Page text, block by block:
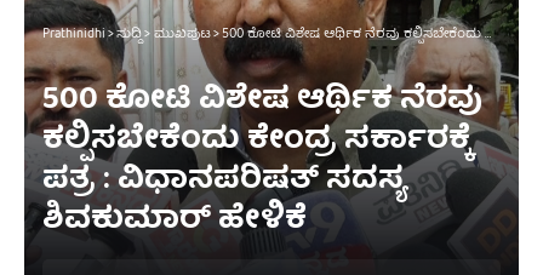
Prathinidhi>ಸುದ್ದಿ>ಮುಖಪುಟ>500 ಕೋಟಿ ವಿಶೇಷ ಆರ್ಥಿಕ ನೆರವು ಕಲ್ಪಿಸಬೇಕೆಂದು ಕೇಂದ್ರ ಸರ್ಕಾರಕ್ಕೆ ಪತ್ರ : ವಿಧಾನಪರಿಷತ್‌ ಸದಸ್ಯ ಶಿವಕುಮಾ‌ರ್ ಹೇಳಿಕೆ
500 ಕೋಟಿ ವಿಶೇಷ ಆರ್ಥಿಕ ನೆರವು
ಕಲ್ಪಿಸಬೇಕೆಂದು ಕೇಂದ್ರ ಸರ್ಕಾರಕ್ಕೆ
ಪತ್ರ : ವಿಧಾನಪರಿಷತ್‌ ಸದಸ್ಯ
ಶಿವಕುಮಾ‌ರ್ ಹೇಳಿಕೆ